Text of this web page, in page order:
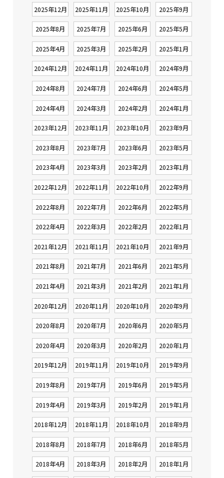
2025年12月 2025年11月 2025年10月 2025年9月
2025年8月 2025年7月 2025年6月 2025年5月
2025年4月 2025年3月 2025年2月 2025年1月
2024年12月 2024年11月 2024年10月 2024年9月
2024年8月 2024年7月 2024年6月 2024年5月
2024年4月 2024年3月 2024年2月 2024年1月
2023年12月 2023年11月 2023年10月 2023年9月
2023年8月 2023年7月 2023年6月 2023年5月
2023年4月 2023年3月 2023年2月 2023年1月
2022年12月 2022年11月 2022年10月 2022年9月
2022年8月 2022年7月 2022年6月 2022年5月
2022年4月 2022年3月 2022年2月 2022年1月
2021年12月 2021年11月 2021年10月 2021年9月
2021年8月 2021年7月 2021年6月 2021年5月
2021年4月 2021年3月 2021年2月 2021年1月
2020年12月 2020年11月 2020年10月 2020年9月
2020年8月 2020年7月 2020年6月 2020年5月
2020年4月 2020年3月 2020年2月 2020年1月
2019年12月 2019年11月 2019年10月 2019年9月
2019年8月 2019年7月 2019年6月 2019年5月
2019年4月 2019年3月 2019年2月 2019年1月
2018年12月 2018年11月 2018年10月 2018年9月
2018年8月 2018年7月 2018年6月 2018年5月
2018年4月 2018年3月 2018年2月 2018年1月